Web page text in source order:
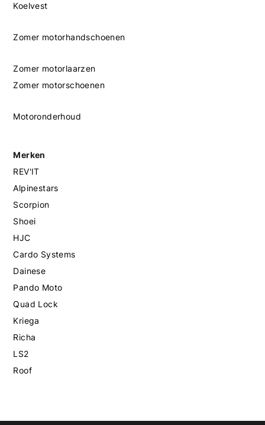
Koelvest
Zomer motorhandschoenen
Zomer motorlaarzen
Zomer motorschoenen
Motoronderhoud
Merken
REV'IT
Alpinestars
Scorpion
Shoei
HJC
Cardo Systems
Dainese
Pando Moto
Quad Lock
Kriega
Richa
LS2
Roof